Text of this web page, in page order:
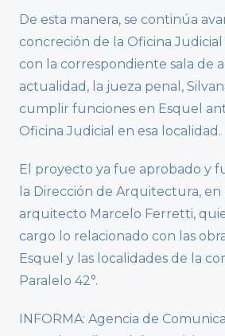
De esta manera, se continúa
concreción de la Oficina
con la correspondiente sala de
actualidad, la jueza penal,
cumplir funciones en Esquel
Oficina Judicial en esa localidad.
El proyecto ya fue aprobado y
la Dirección de Arquitectura,
arquitecto Marcelo Ferretti,
cargo lo relacionado con las
Esquel y las localidades de la
Paralelo 42°.
INFORMA: Agencia de